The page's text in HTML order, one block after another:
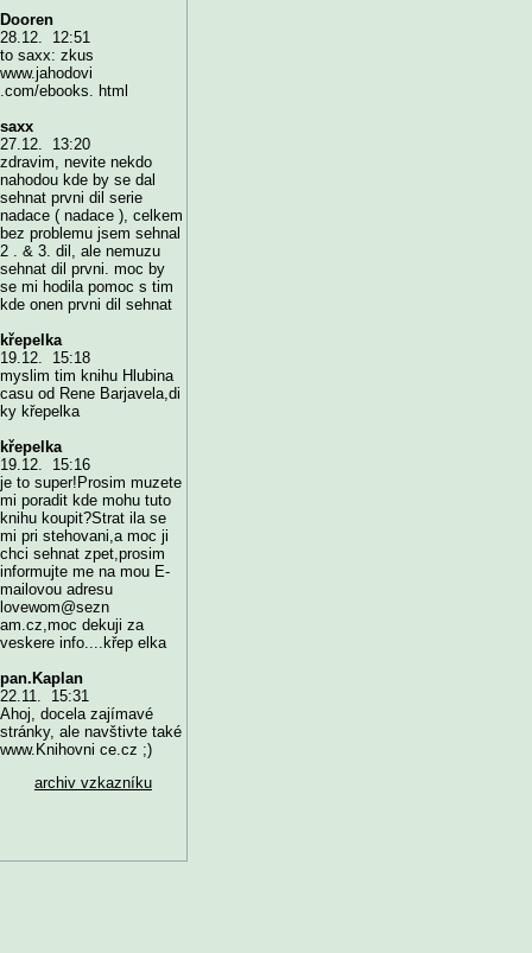
Dooren
28.12. 12:51
to saxx: zkus
www.jahodovi
.com/ebooks. html
saxx
27.12. 13:20
zdravim, nevite nekdo
nahodou kde by se dal
sehnat prvni dil serie
nadace ( nadace ), celkem
bez problemu jsem sehnal
2 . & 3. dil, ale nemuzu
sehnat dil prvni. moc by
se mi hodila pomoc s tim
kde onen prvni dil sehnat
křepelka
19.12. 15:18
myslim tim knihu Hlubina
casu od Rene Barjavela,di
ky křepelka
křepelka
19.12. 15:16
je to super!Prosim muzete
mi poradit kde mohu tuto
knihu koupit?Strat ila se
mi pri stehovani,a moc ji
chci sehnat zpet,prosim
informujte me na mou E-
mailovou adresu
lovewom@sezn
am.cz,moc dekuji za
veskere info....křep elka
pan.Kaplan
22.11. 15:31
Ahoj, docela zajímavé
stránky, ale navštivte také
www.Knihovni ce.cz ;)
archiv vzkazníku